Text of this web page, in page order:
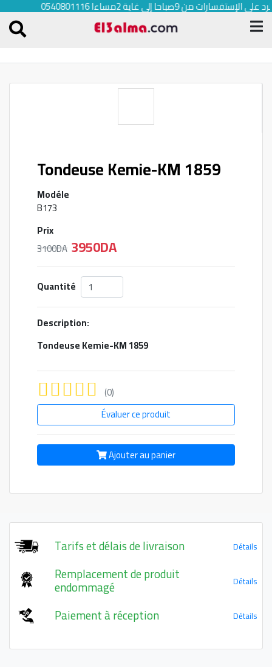
الرد على الإستفسارات من 9صباحا إلى غاية 2مساءا 0540801116
Tondeuse Kemie-KM 1859
Modéle
B173
Prix
3100DA 3950DA
Quantité
Description:
Tondeuse Kemie-KM 1859
(0)
Évaluer ce produit
Ajouter au panier
Tarifs et délais de livraison Détails
Remplacement de produit
endommagé Détails
Paiement à réception Détails